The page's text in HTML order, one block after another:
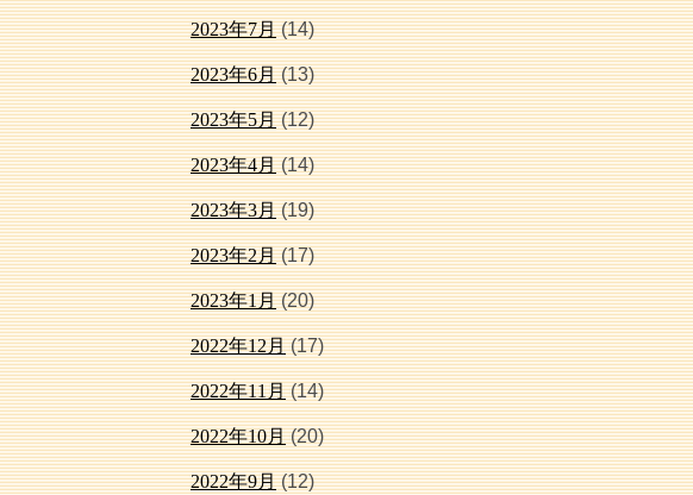
2023年7月(14)
2023年6月(13)
2023年5月(12)
2023年4月(14)
2023年3月(19)
2023年2月(17)
2023年1月(20)
2022年12月(17)
2022年11月(14)
2022年10月(20)
2022年9月(12)